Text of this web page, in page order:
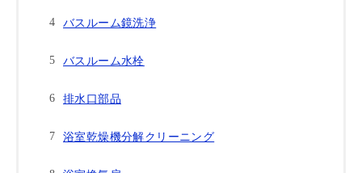
バスルーム鏡洗浄
バスルーム水栓
排水口部品
浴室乾燥機分解クリーニング